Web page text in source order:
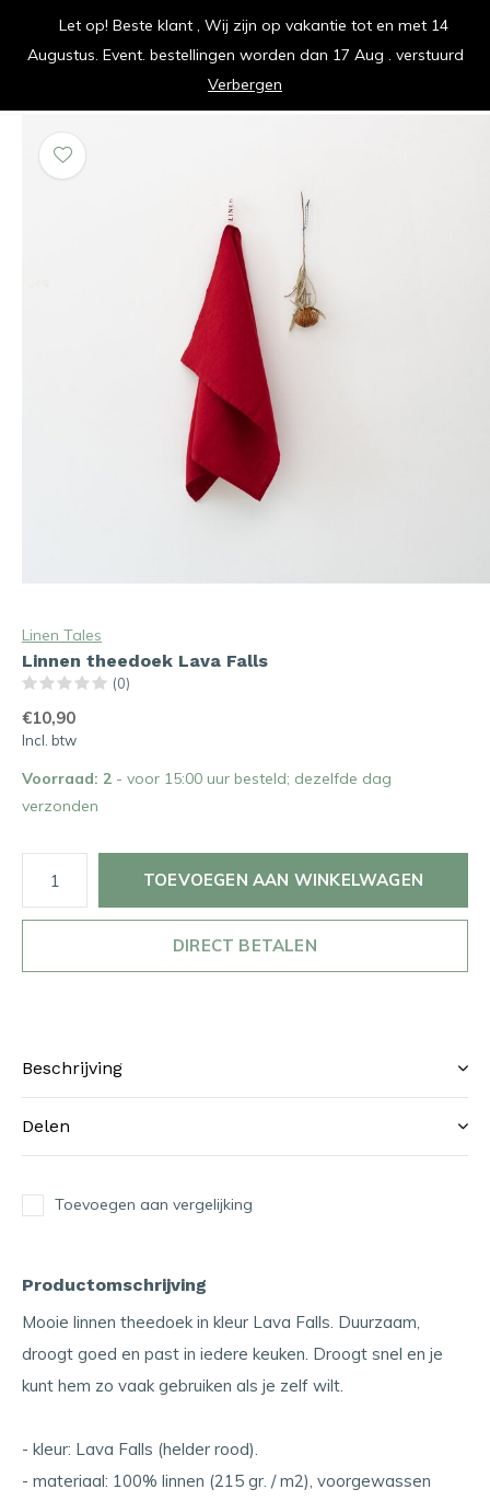
vrolijk je keuken op
Linen Tales
Linnen theedoek Lava Falls
(0)
€10,90
Incl. btw
Voorraad: 2 - voor 15:00 uur besteld; dezelfde dag
verzonden
TOEVOEGEN AAN WINKELWAGEN
DIRECT BETALEN
Beschrijving
Delen
Toevoegen aan vergelijking
Productomschrijving
Mooie linnen theedoek in kleur Lava Falls. Duurzaam,
droogt goed en past in iedere keuken. Droogt snel en je
kunt hem zo vaak gebruiken als je zelf wilt.
- kleur: Lava Falls (helder rood).
- materiaal: 100% linnen (215 gr. / m2), voorgewassen
Let op! Beste klant , Wij zijn op vakantie tot en met 14
Augustus. Event. bestellingen worden dan 17 Aug . verstuurd
Verbergen